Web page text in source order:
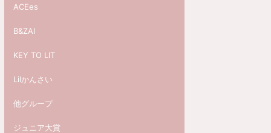
ACEes
B&ZAI
KEY TO LIT
Lilかんさい
他グループ
ジュニア大賞